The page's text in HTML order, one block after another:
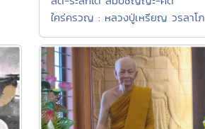
ใคร่ครวญ : หลวงปู่เหรียญ วรลาโภ